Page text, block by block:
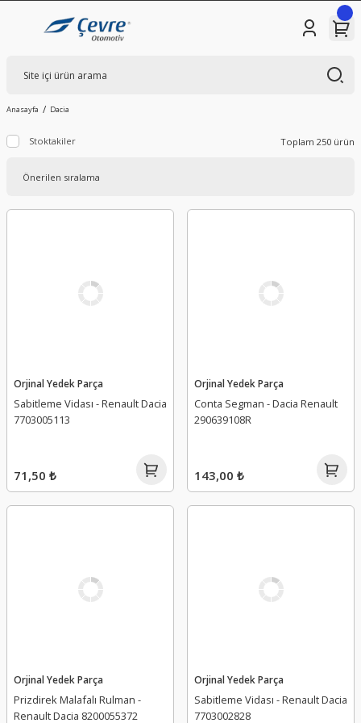
Anasayfa Dacia
Stoktakiler Toplam 250 ürün
Orjinal Yedek Parça
Sabitleme Vidası - Renault Dacia
7703005113
71,50 ₺
Orjinal Yedek Parça
Conta Segman - Dacia Renault
290639108R
143,00 ₺
Orjinal Yedek Parça
Prizdirek Malafalı Rulman -
Renault Dacia 8200055372
Orjinal Yedek Parça
Sabitleme Vidası - Renault Dacia
7703002828